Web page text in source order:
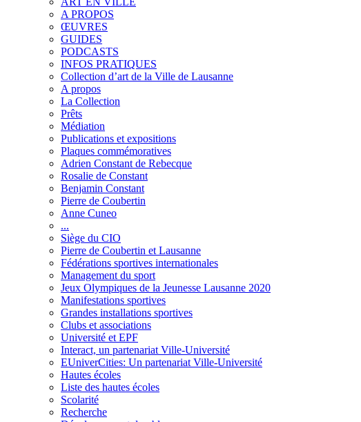
A PROPOS
ŒUVRES
GUIDES
PODCASTS
INFOS PRATIQUES
Collection d’art de la Ville de Lausanne
A propos
La Collection
Prêts
Médiation
Publications et expositions
Plaques commémoratives
Adrien Constant de Rebecque
Rosalie de Constant
Benjamin Constant
Pierre de Coubertin
Anne Cuneo
...
Siège du CIO
Pierre de Coubertin et Lausanne
Fédérations sportives internationales
Management du sport
Jeux Olympiques de la Jeunesse Lausanne 2020
Manifestations sportives
Grandes installations sportives
Clubs et associations
Université et EPF
Interact, un partenariat Ville-Université
EUniverCities: Un partenariat Ville-Université
Hautes écoles
Liste des hautes écoles
Scolarité
Recherche